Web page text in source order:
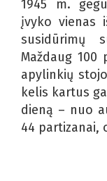
1945 m.
įvyko vienas
susidūrimų
Maždaug 100
apylinkių
kelis kartus
dieną – nuo
44 partizanai,